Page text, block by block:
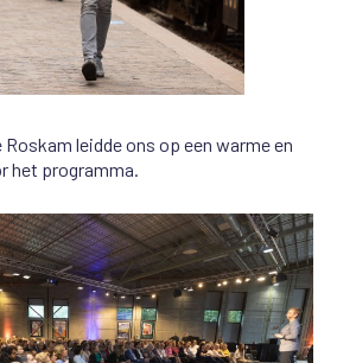
leidde ons op een warme en
het programma.